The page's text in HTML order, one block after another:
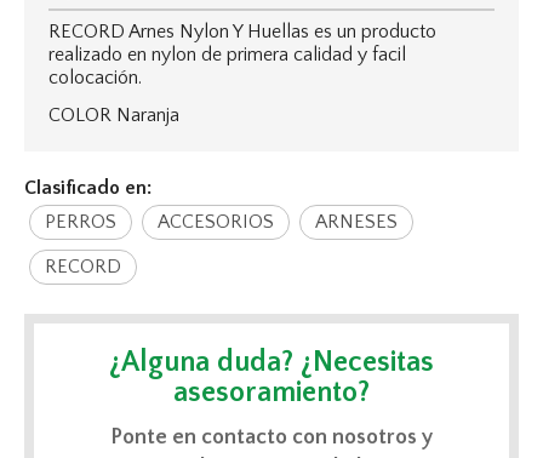
RECORD Arnes Nylon Y Huellas es un producto
realizado en nylon de primera calidad y facil
colocación.
COLOR Naranja
Clasificado en:
PERROS
ACCESORIOS ARNESES
RECORD
¿Alguna duda? ¿Necesitas
asesoramiento?
Ponte en contacto con nosotros y